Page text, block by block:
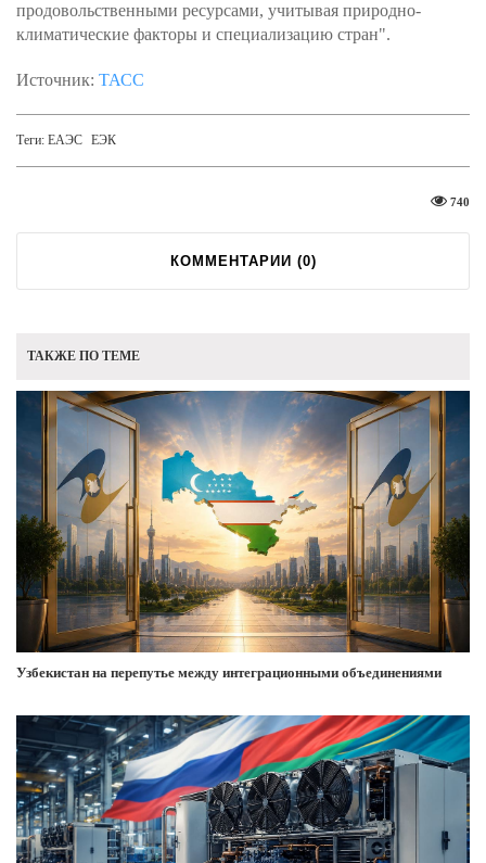
продовольственными ресурсами, учитывая природно-
климатические факторы и специализацию стран".
Источник: ТАСС
Теги: ЕАЭС ЕЭК
740
КОММЕНТАРИИ (0)
ТАКЖЕ ПО ТЕМЕ
Узбекистан на перепутье между интеграционными объединениями